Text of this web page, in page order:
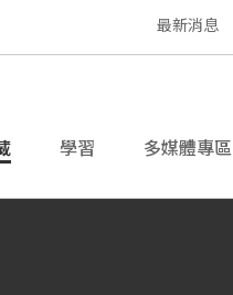
最新消息
學習 多媒體專區